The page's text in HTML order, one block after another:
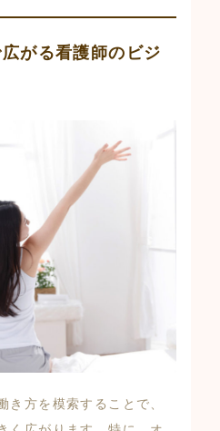
がる看護師のビジ
き方を模索することで、